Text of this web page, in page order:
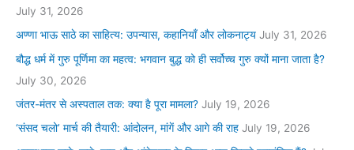
July 31, 2026
अण्णा भाऊ साठे का साहित्य: उपन्यास, कहानियाँ और लोकनाट्य July 31, 2026
बौद्ध धर्म में गुरु पूर्णिमा का महत्व: भगवान बुद्ध को ही सर्वोच्च गुरु क्यों माना जाता है?
July 30, 2026
जंतर-मंतर से अस्पताल तक: क्या है पूरा मामला? July 19, 2026
‘संसद चलो’ मार्च की तैयारी: आंदोलन, मांगें और आगे की राह July 19, 2026